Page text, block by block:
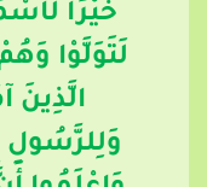
خَيْرًا
لَتَوَلَّوْا
الَّذِينَ
وَلِلرَّسُولِ